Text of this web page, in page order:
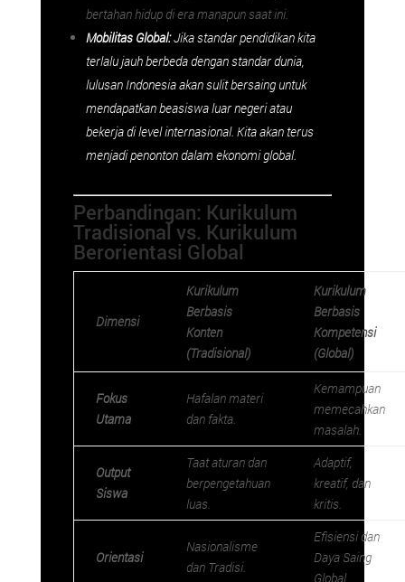
bertahan hidup di era manapun saat ini.
Mobilitas Global:Jika standar pendidikan kita
terlalu jauh berbeda dengan standar dunia,
lulusan Indonesia akan sulit bersaing untuk
mendapatkan beasiswa luar negeri atau
bekerja di level internasional. Kita akan terus
menjadi penonton dalam ekonomi global.
Perbandingan: Kurikulum
Tradisional vs. Kurikulum
Berorientasi Global
Dimensi
Kurikulum
Berbasis
Konten
(Tradisional)
Kurikulum
Berbasis
Kompetensi
(Global)
Fokus
Utama
Hafalan materi
dan fakta.
Kemampuan
memecahkan
masalah.
Output
Siswa
Taat aturan dan
berpengetahuan
luas.
Adaptif,
kreatif, dan
kritis.
Orientasi
Nasionalisme
dan Tradisi.
Efisiensi dan
Daya Saing
Global.